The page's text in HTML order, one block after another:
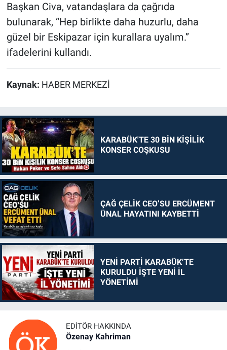
Başkan Civa, vatandaşlara da çağrıda
bulunarak, “Hep birlikte daha huzurlu, daha
güzel bir Eskipazar için kurallara uyalım.”
ifadelerini kullandı.
Kaynak: HABER MERKEZİ
KARABÜK'TE 30 BİN KİŞİLİK
KONSER COŞKUSU
ÇAĞ ÇELİK CEO’SU ERCÜMENT
ÜNAL HAYATINI KAYBETTİ
YENİ PARTİ KARABÜK’TE
KURULDU İŞTE YENİ İL
YÖNETİMİ
EDITÖR HAKKINDA
Özenay Kahriman